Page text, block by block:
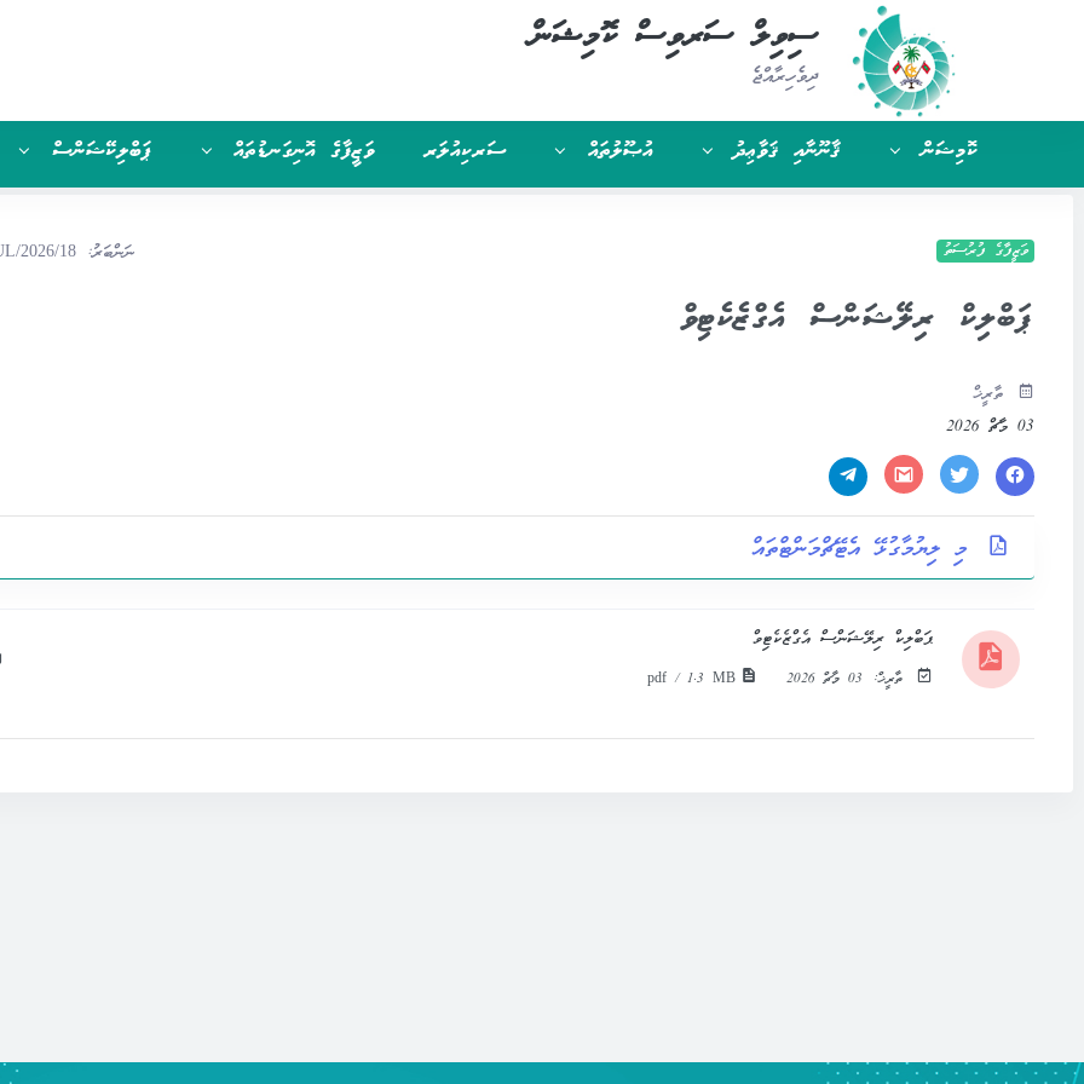
ސިވިލް ސަރވިސް ކޮމިޝަން
ދިވެހިރާއްޖެ
ކޮމިޝަން ޤާނޫނާއި ޤަވާޢިދު އުޞޫލުތައް ސަރކިއުލަރ ވަޒީފާގެ އޮނިގަނޑުތައް ޕަބްލިކޭޝަންސް
ވަޒީފާގެ ފުރުސަތު ނަންބަރު:2026/18
ޕަބްލިކް ރިލޭޝަންސް އެގްޒެކެޓިވް
ތާރީޚް
03 މާޗް 2026
މި ލިޔުމާގުޅޭ އެޓޭޗްމަންޓްތައް
ޕަބްލިކް ރިލޭޝަންސް އެގްޒެކެޓިވް
ތާރީޚް: 03 މާޗް 2026 pdf / 1.3 MB